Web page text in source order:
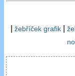
žebříček grafik